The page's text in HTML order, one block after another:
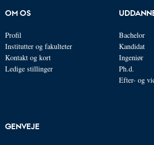
OM OS
Profil
Institutter og fakulteter
Kontakt og kort
Ledige stillinger
Bachelor
Kandidat
Ingeniør
Ph.d.
Efter- og
GENVEJE